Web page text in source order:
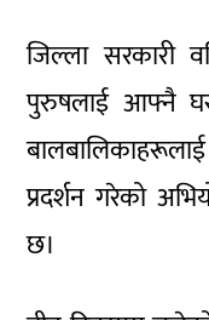
जिल्ला सरकारी
पुरुषलाई आफ्नै
प्रदर्शन गरेको
छ।